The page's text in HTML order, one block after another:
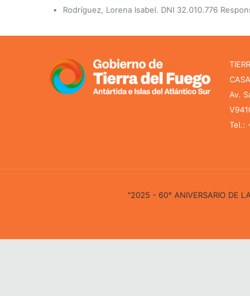
Rodríguez, Lorena Isabel. DNI 32.010.776
Av.
Tel.:
"2025 - 60° ANIVERSARIO DE